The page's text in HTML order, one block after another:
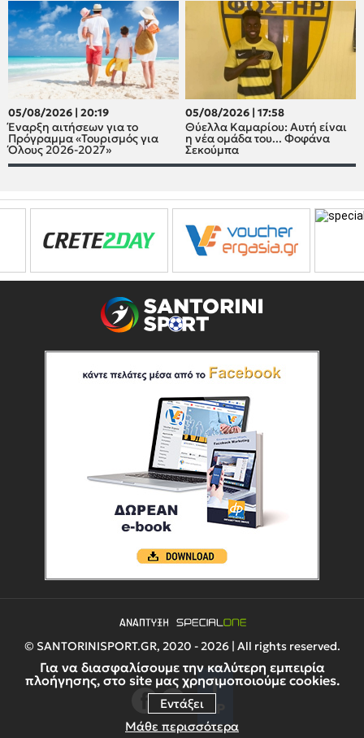
Για να διασφαλίσουμε την καλύτερη εμπειρία
πλοήγησης, στο site μας χρησιμοποιούμε cookies.
Εντάξει
Μάθε περισσότερα
05/08/2026 | 20:19
Έναρξη αιτήσεων για το
Πρόγραμμα «Τουρισμός για
Όλους 2026-2027»
05/08/2026 | 17:58
Θύελλα Καμαρίου: Αυτή είναι
η νέα ομάδα του... Φοφάνα
Σεκούμπα
© SANTORINISPORT.GR, 2020 - 2026 | All rights reserved.
UP